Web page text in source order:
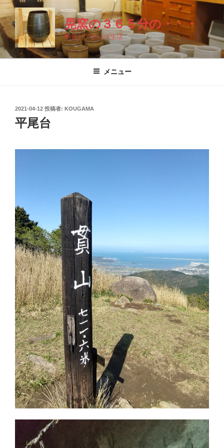
コ
ン
テ
ン
ツ
晃窯の３６５分の・・・
陶芸とアナログ生活
メニュー
投
稿
2021-04-12 投稿者: KOUGAMA
平尾台